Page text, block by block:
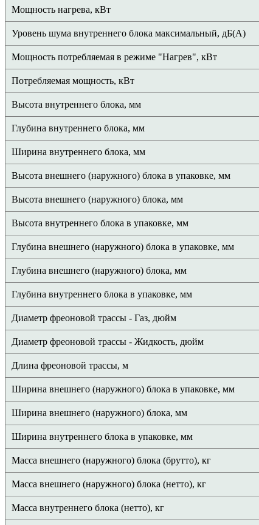
Мощность нагрева, кВт
Уровень шума внутреннего блока максимальный, дБ(А)
Мощность потребляемая в режиме "Нагрев", кВт
Потребляемая мощность, кВт
Высота внутреннего блока, мм
Глубина внутреннего блока, мм
Ширина внутреннего блока, мм
Высота внешнего (наружного) блока в упаковке, мм
Высота внешнего (наружного) блока, мм
Высота внутреннего блока в упаковке, мм
Глубина внешнего (наружного) блока в упаковке, мм
Глубина внешнего (наружного) блока, мм
Глубина внутреннего блока в упаковке, мм
Диаметр фреоновой трассы - Газ, дюйм
Диаметр фреоновой трассы - Жидкость, дюйм
Длина фреоновой трассы, м
Ширина внешнего (наружного) блока в упаковке, мм
Ширина внешнего (наружного) блока, мм
Ширина внутреннего блока в упаковке, мм
Масса внешнего (наружного) блока (брутто), кг
Масса внешнего (наружного) блока (нетто), кг
Масса внутреннего блока (нетто), кг